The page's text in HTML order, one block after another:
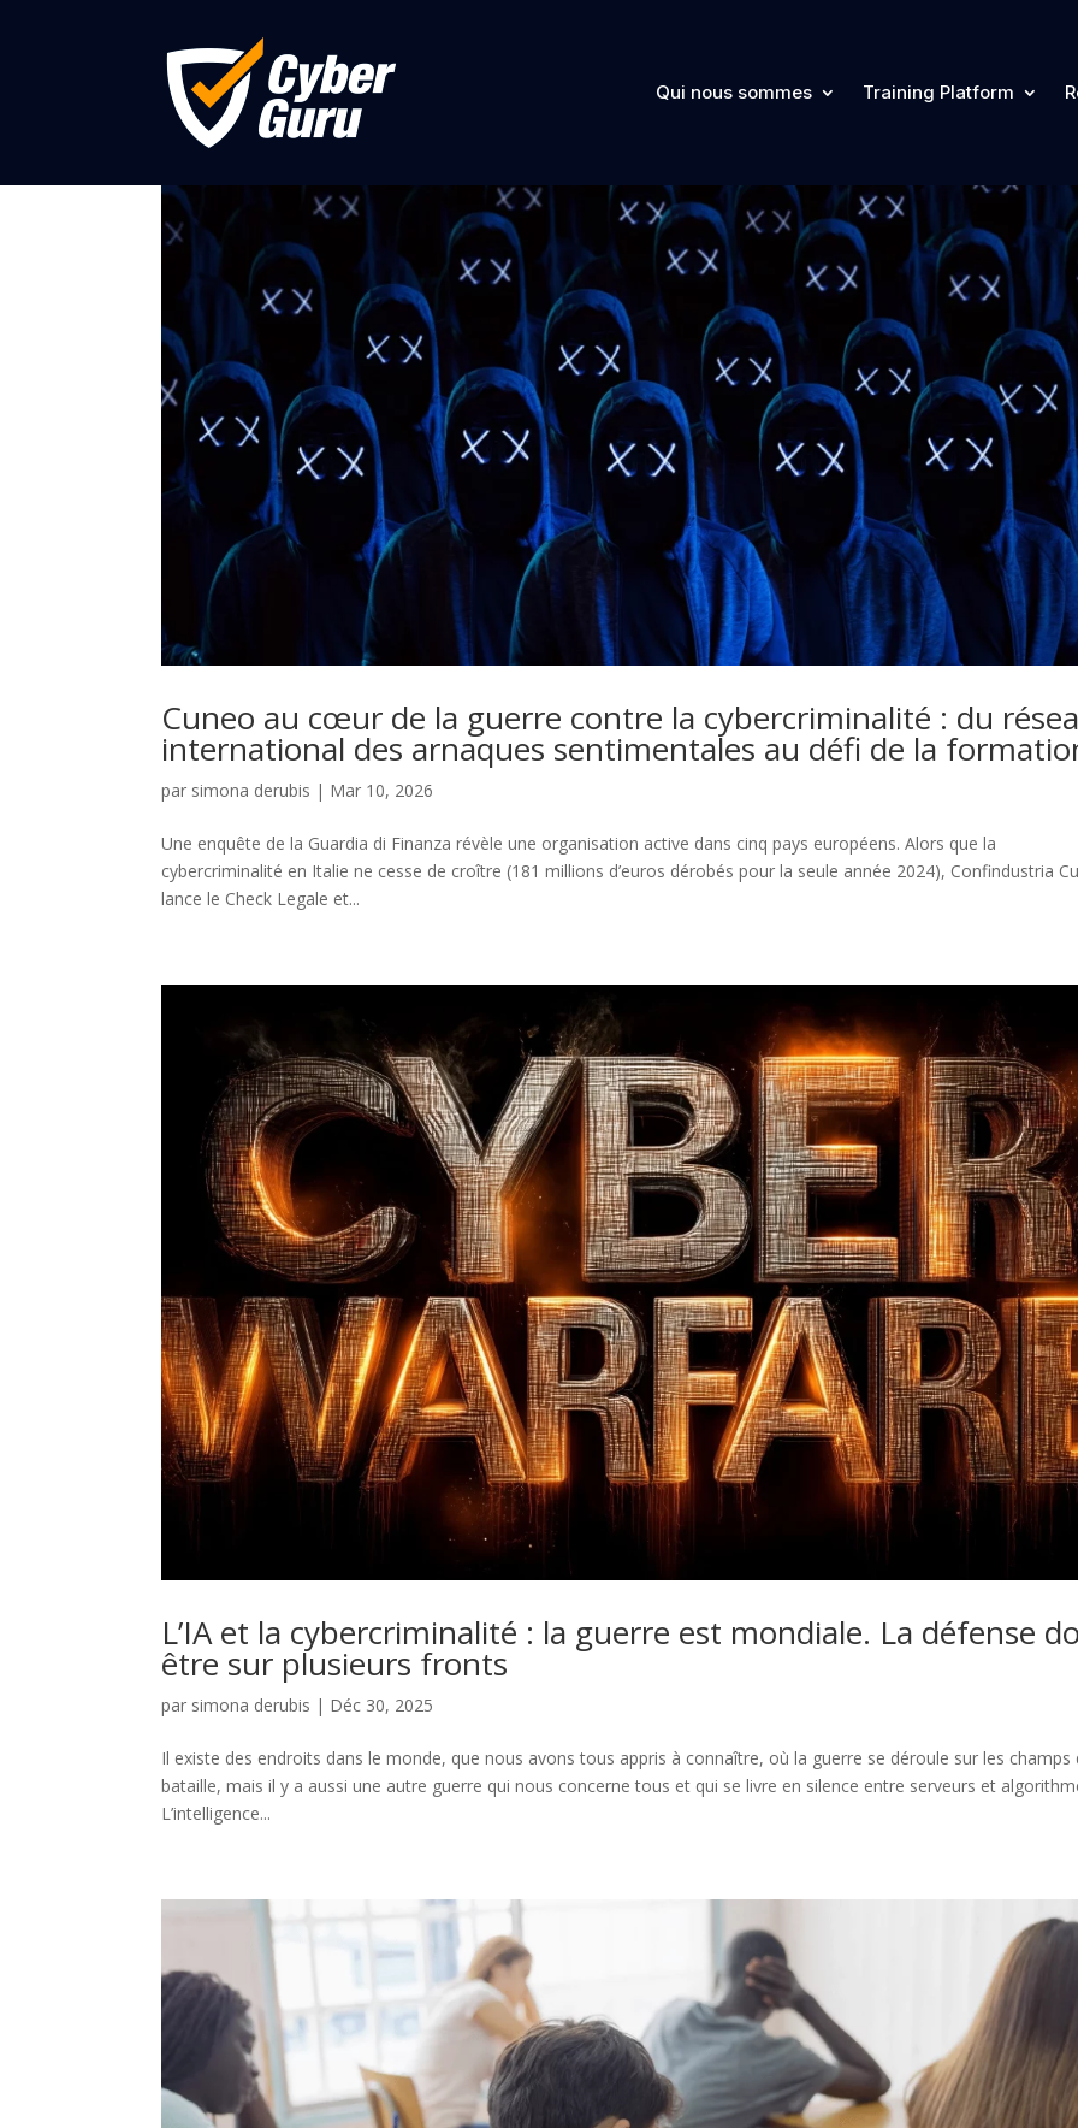
Qui nous sommes Training Platform
Cuneo au cœur de la guerre contre la cybercriminalité : du
international des arnaques sentimentales au défi de la
par simona derubis | Mar 10, 2026
Une enquête de la Guardia di Finanza révèle une organisation active dans cinq pays européens. Alors que la
cybercriminalité en Italie ne cesse de croître (181 millions d’euros dérobés pour la seule année 2024), Confindustria
lance le Check Legale et...
L’IA et la cybercriminalité : la guerre est mondiale. La défense
être sur plusieurs fronts
par simona derubis | Déc 30, 2025
Il existe des endroits dans le monde, que nous avons tous appris à connaître, où la guerre se déroule sur les champs
bataille, mais il y a aussi une autre guerre qui nous concerne tous et qui se livre en silence entre serveurs et
L’intelligence...